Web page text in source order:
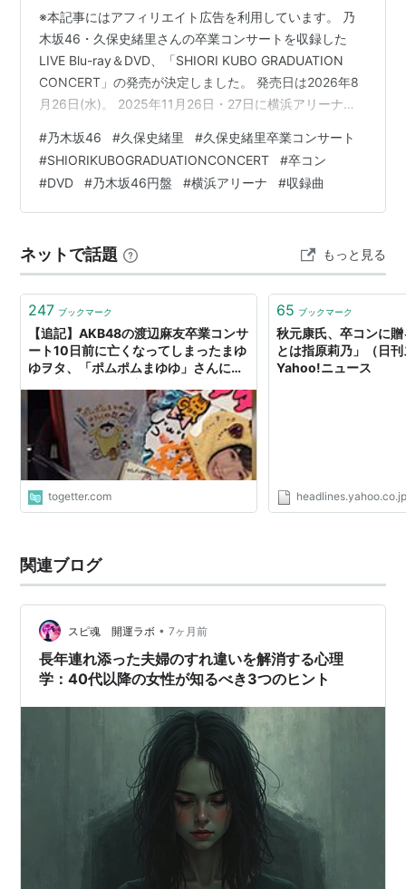
※本記事にはアフィリエイト広告を利用しています。 乃
木坂46・久保史緒里さんの卒業コンサートを収録した
LIVE Blu-ray＆DVD、「SHIORI KUBO GRADUATION
CONCERT」の発売が決定しました。 発売日は2026年8
月26日(水)。 2025年11月26日・27日に横浜アリーナで
ブ本編に加えて、特典映像として「Making of 久保史緒
里卒業コンサート」「事前ロングインタビュー」も収録
されます。 この記事では、 発売日 Blu-ray・DVDの価格
予約方法 収録内容 特典映像 DAY1・DAY2の収録曲 横浜
#乃木坂46 #久保史緒里 #久保史緒里卒業コンサート
#SHIORIKUBOGRADUATIONCONCERT #卒コン
#DVD #乃木坂46円盤 #横浜アリーナ #収録曲
ネットで話題 もっと見る
247 ブックマーク
【追記】AKB48の渡辺麻友卒業コンサ
ート10日前に亡くなってしまったまゆ
ゆヲタ、「ポムポムまゆゆ」さんに運
悼の言葉が集まる→本人からサイン入
りCDも
togetter.com
65 ブックマーク
秋元康氏、卒コンに
とは指原莉乃」（日
Yahoo!ニュース
関連ブログ
スピ魂 開運ラボ • 7ヶ月前
長年連れ添った夫婦のすれ違いを解消する心理
学：40代以降の女性が知るべき3つのヒント